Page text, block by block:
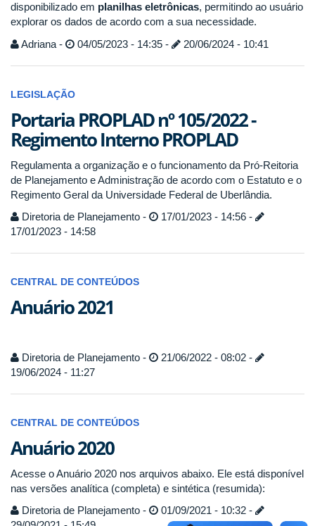
disponibilizado em planilhas eletrônicas, permitindo ao usuário
explorar os dados de acordo com a sua necessidade.
Adriana -
04/05/2023 - 14:35 - 20/06/2024 - 10:41
LEGISLAÇÃO
Portaria PROPLAD nº 105/2022 -
Regimento Interno PROPLAD
Regulamenta a organização e o funcionamento da Pró-Reitoria
de Planejamento e Administração de acordo com o Estatuto e o
Regimento Geral da Universidade Federal de Uberlândia.
Diretoria de Planejamento -
17/01/2023 - 14:56 -
17/01/2023 - 14:58
CENTRAL DE CONTEÚDOS
Anuário 2021
Diretoria de Planejamento -
21/06/2022 - 08:02 -
19/06/2024 - 11:27
CENTRAL DE CONTEÚDOS
Anuário 2020
Acesse o Anuário 2020 nos arquivos abaixo. Ele está disponível
nas versões analítica (completa) e sintética (resumida):
Diretoria de Planejamento -
01/09/2021 - 10:32 -